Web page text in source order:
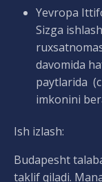
Yevropa
Sizga
davomida
paytlarida
imkonini
Ish izlash:
Budapesht
taklif qiladi.